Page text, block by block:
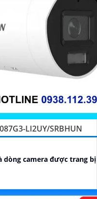
LI2UY/SRBHUN
dòng camera được trang